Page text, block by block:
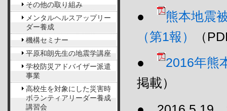
●
熊本地震
（第1報）
（
●
2016年熊
掲載）
その他の取り組み
メンタルヘルスアップリー
ダー養成
機構セミナー
平原和朗先生の地震学講座
学校防災アドバイザー派遣
事業
高校生を対象にした災害時
ボランティアリーダー養成
講習会